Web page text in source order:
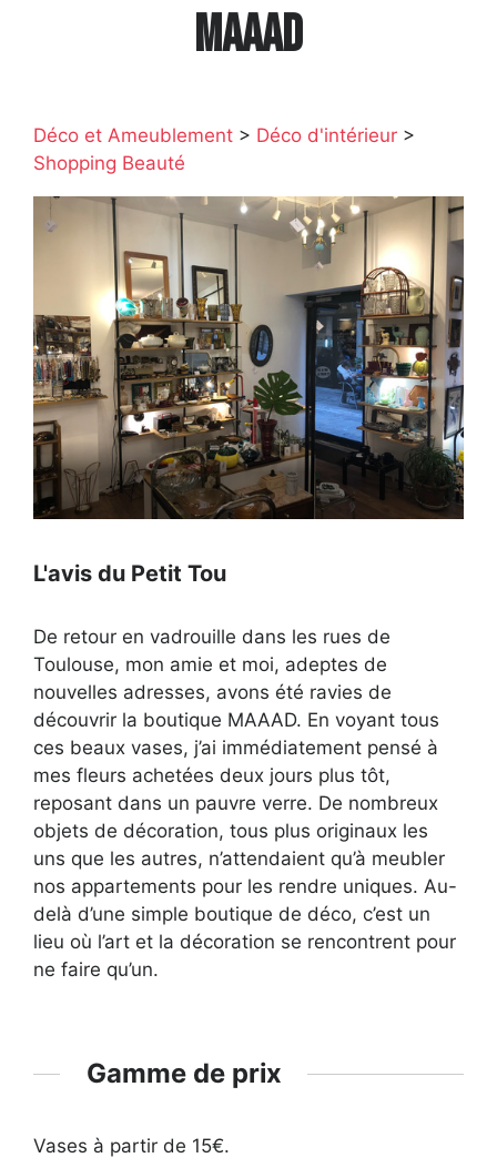
MAAAD
Déco et Ameublement > Déco d'intérieur >
Shopping Beauté
L'avis du Petit Tou
De retour en vadrouille dans les rues de
Toulouse, mon amie et moi, adeptes de
nouvelles adresses, avons été ravies de
découvrir la boutique MAAAD. En voyant tous
ces beaux vases, j’ai immédiatement pensé à
mes fleurs achetées deux jours plus tôt,
reposant dans un pauvre verre. De nombreux
objets de décoration, tous plus originaux les
uns que les autres, n’attendaient qu’à meubler
nos appartements pour les rendre uniques. Au-
delà d’une simple boutique de déco, c’est un
lieu où l’art et la décoration se rencontrent pour
ne faire qu’un.
Gamme de prix
Vases à partir de 15€.